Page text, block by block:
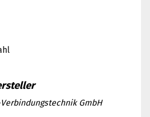
GmbH